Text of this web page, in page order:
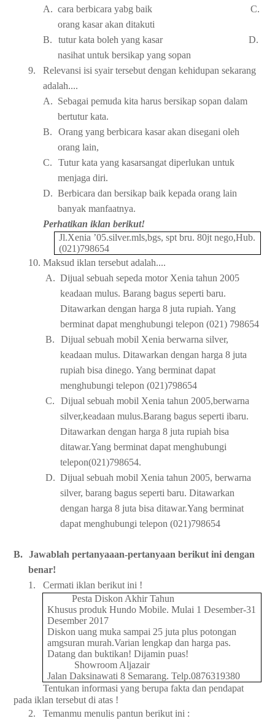
A. cara berbicara yabg baik C.
orang kasar akan ditakuti
B.
tutur kata boleh yang kasar D.
nasihat untuk bersikap yang sopan
9.
Relevansi isi syair tersebut dengan kehidupan sekarang
adalah....
A. Sebagai pemuda kita harus bersikap sopan dalam
bertutur kata.
B.
Orang yang berbicara kasar akan disegani oleh
orang lain,
C.
Tutur kata yang kasarsangat diperlukan untuk
menjaga diri.
D. Berbicara dan bersikap baik kepada orang lain
banyak manfaatnya.
Perhatikan iklan berikut!
Jl.Xenia ’05.silver.mls,bgs, spt bru. 80jt nego,Hub.
(021)798654
10. Maksud iklan tersebut adalah....
A. Dijual sebuah sepeda motor Xenia tahun 2005
keadaan mulus. Barang bagus seperti baru.
Ditawarkan dengan harga 8 juta rupiah. Yang
berminat dapat menghubungi telepon (021) 798654
B.
Dijual sebuah mobil Xenia berwarna silver,
keadaan mulus. Ditawarkan dengan harga 8 juta
rupiah bisa dinego. Yang berminat dapat
menghubungi telepon (021)798654
C.
Dijual sebuah mobil Xenia tahun 2005,berwarna
silver,keadaan mulus.Barang bagus seperti ibaru.
Ditawarkan dengan harga 8 juta rupiah bisa
ditawar.Yang berminat dapat menghubungi
telepon(021)798654.
D. Dijual sebuah mobil Xenia tahun 2005, berwarna
silver, barang bagus seperti baru. Ditawarkan
dengan harga 8 juta bisa ditawar.Yang berminat
dapat menghubungi telepon (021)798654
B. Jawablah pertanyaaan-pertanyaan berikut ini dengan
benar!
1.
Cermati iklan berikut ini !
Pesta Diskon Akhir Tahun
Khusus produk Hundo Mobile. Mulai 1 Desember-31
Desember 2017
Diskon uang muka sampai 25 juta plus potongan
amgsuran murah.Varian lengkap dan harga pas.
Datang dan buktikan! Dijamin puas!
Showroom Aljazair
Jalan Daksinawati 8 Semarang. Telp.0876319380
Tentukan informasi yang berupa fakta dan pendapat
pada iklan tersebut di atas !
2.
Temanmu menulis pantun berikut ini :